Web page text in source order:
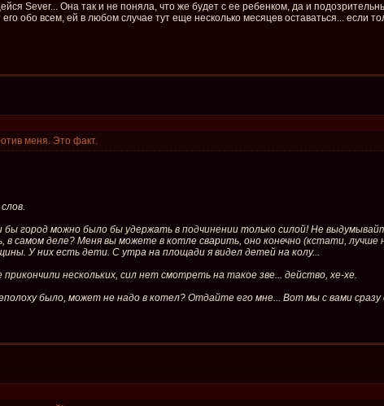
Sever... Она так и не поняла, что же будет с ее ребенком, да и
обо всем, ей в любом случае тут еще несколько месяцев оставаться... если
меня. Это факт.
город можно было бы удержать в подчинении только силой! Не
в самом деле? Меня вы можете в котле сварить, оно конечно (кстати,
У них есть дети. С утра на площади я видел детей на колу...
прикончили нескольких, сил нет смотреть на такое зве... действо, хе-хе.
было, может не надо в котел? Отдайте его мне... Вот мы с вами